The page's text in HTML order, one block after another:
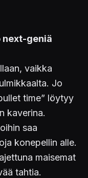
next-geniä
vaikka
Jo
time” löytyy
kaverina.
saa
konepellin alle.
maisemat
tahtia.